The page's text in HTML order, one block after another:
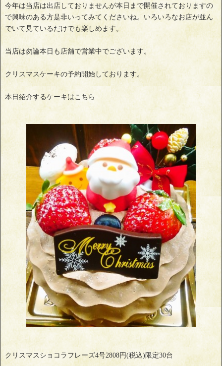
今年は当店は出店しておりませんが本日まで開催されておりますの
で興味のある方是非いってみてくださいね。いろいろなお店が並ん
でいて見ているだけでも楽しめます。
当店は勿論本日も店舗で営業中でございます。
クリスマスケーキの予約開始しております。
本日紹介するケーキはこちら
クリスマスショコラフレーズ4号2808円(税込)限定30台